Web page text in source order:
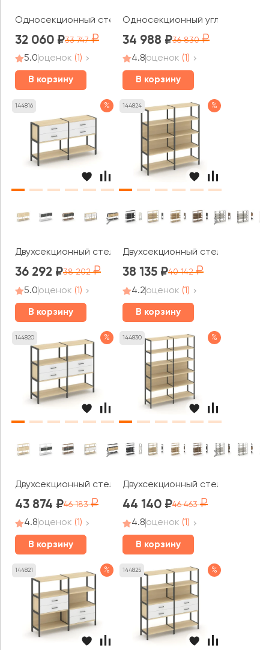
Односекционный стеллаж пятиярусный с ящиками
32 060 33 747
5.0оценок (1)
В корзину
Односекционный угловой
34 988 36 830
4.8оценок (1)
В корзину
144816 %
Двухсекционный стеллаж двухярусный с ящиками
36 292 38 202
5.0оценок (1)
В корзину
144824 %
Двухсекционный стеллаж
38 135 40 142
4.2оценок (1)
В корзину
144820 %
Двухсекционный стеллаж трехярусный с ящиками на
43 874 46 183
4.8оценок (1)
В корзину
144830 %
Двухсекционный стеллаж
44 140 46 463
4.8оценок (1)
В корзину
144821 % 144825 %